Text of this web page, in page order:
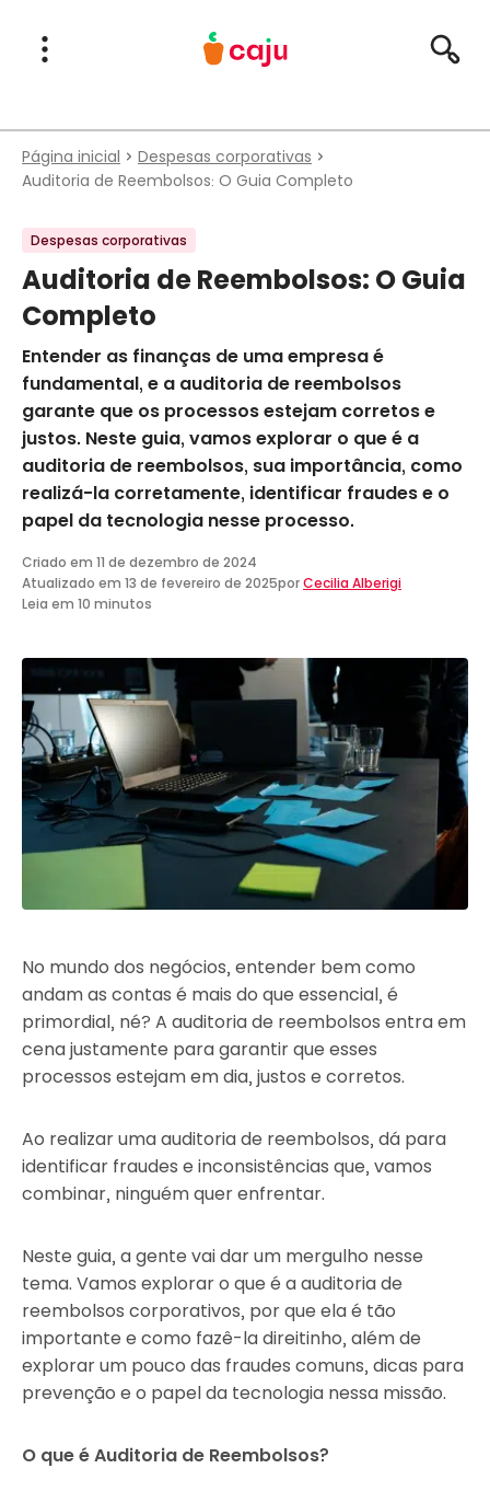
Menu Principal
Abrir Menu
Página inicial
Despesas corporativas
Auditoria de Reembolsos: O Guia Completo
Despesas corporativas
Auditoria de Reembolsos: O Guia
Completo
Entender as finanças de uma empresa é
fundamental, e a auditoria de reembolsos
garante que os processos estejam corretos e
justos. Neste guia, vamos explorar o que é a
auditoria de reembolsos, sua importância, como
realizá-la corretamente, identificar fraudes e o
papel da tecnologia nesse processo.
Criado em 11 de dezembro de 2024
Atualizado em 13 de fevereiro de 2025porCecilia Alberigi
Leia em 10 minutos
No mundo dos negócios, entender bem como
andam as contas é mais do que essencial, é
primordial, né? A auditoria de reembolsos entra em
cena justamente para garantir que esses
processos estejam em dia, justos e corretos.
Ao realizar uma auditoria de reembolsos, dá para
identificar fraudes e inconsistências que, vamos
combinar, ninguém quer enfrentar.
Neste guia, a gente vai dar um mergulho nesse
tema. Vamos explorar o que é a auditoria de
reembolsos corporativos, por que ela é tão
importante e como fazê-la direitinho, além de
explorar um pouco das fraudes comuns, dicas para
prevenção e o papel da tecnologia nessa missão.
O que é Auditoria de Reembolsos?